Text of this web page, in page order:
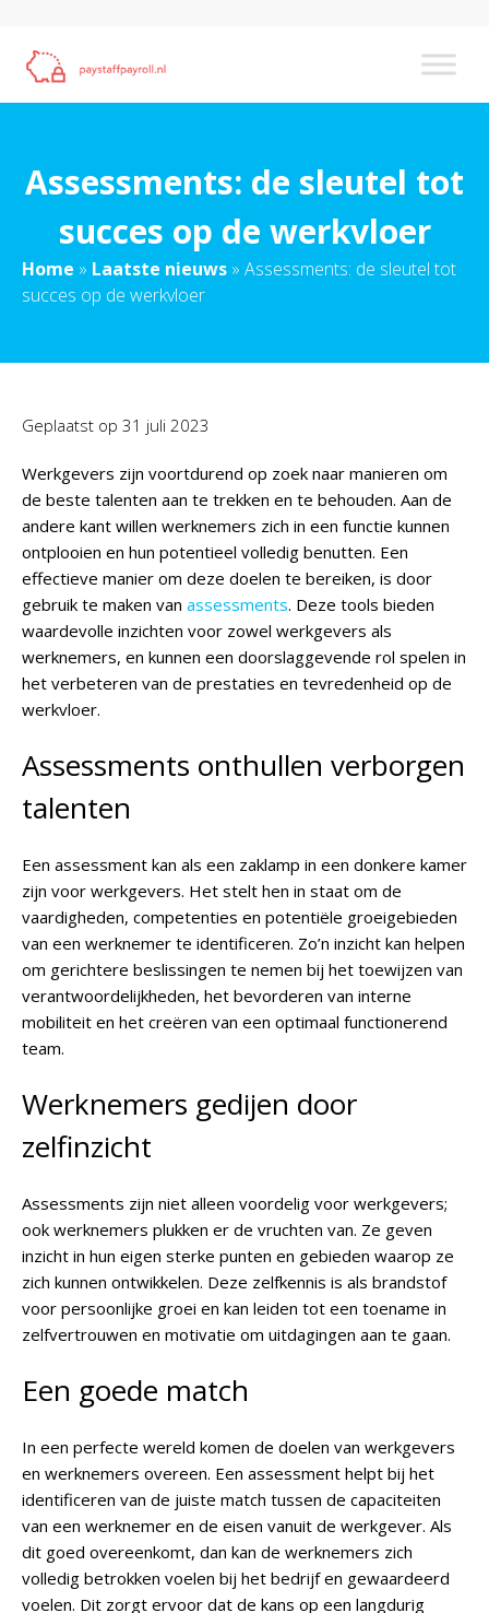
Assessments: de sleutel tot
succes op de werkvloer
Home » Laatste nieuws » Assessments: de sleutel tot
succes op de werkvloer
Geplaatst op 31 juli 2023
Werkgevers zijn voortdurend op zoek naar manieren om
de beste talenten aan te trekken en te behouden. Aan de
andere kant willen werknemers zich in een functie kunnen
ontplooien en hun potentieel volledig benutten. Een
effectieve manier om deze doelen te bereiken, is door
gebruik te maken van assessments. Deze tools bieden
waardevolle inzichten voor zowel werkgevers als
werknemers, en kunnen een doorslaggevende rol spelen in
het verbeteren van de prestaties en tevredenheid op de
werkvloer.
Assessments onthullen verborgen
talenten
Een assessment kan als een zaklamp in een donkere kamer
zijn voor werkgevers. Het stelt hen in staat om de
vaardigheden, competenties en potentiële groeigebieden
van een werknemer te identificeren. Zo’n inzicht kan helpen
om gerichtere beslissingen te nemen bij het toewijzen van
verantwoordelijkheden, het bevorderen van interne
mobiliteit en het creëren van een optimaal functionerend
team.
Werknemers gedijen door
zelfinzicht
Assessments zijn niet alleen voordelig voor werkgevers;
ook werknemers plukken er de vruchten van. Ze geven
inzicht in hun eigen sterke punten en gebieden waarop ze
zich kunnen ontwikkelen. Deze zelfkennis is als brandstof
voor persoonlijke groei en kan leiden tot een toename in
zelfvertrouwen en motivatie om uitdagingen aan te gaan.
Een goede match
In een perfecte wereld komen de doelen van werkgevers
en werknemers overeen. Een assessment helpt bij het
identificeren van de juiste match tussen de capaciteiten
van een werknemer en de eisen vanuit de werkgever. Als
dit goed overeenkomt, dan kan de werknemers zich
volledig betrokken voelen bij het bedrijf en gewaardeerd
voelen. Dit zorgt ervoor dat de kans op een langdurig